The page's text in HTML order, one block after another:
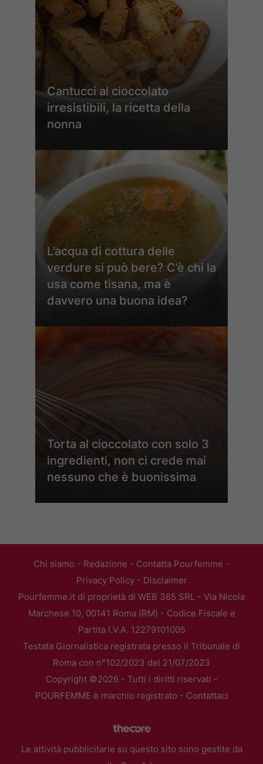
Cantucci al cioccolato
irresistibili, la ricetta della
nonna
L’acqua di cottura delle
verdure si può bere? C’è chi la
usa come tisana, ma è
davvero una buona idea?
Torta al cioccolato con solo 3
ingredienti, non ci crede mai
nessuno che è buonissima
Chi siamo - Redazione - Contatta Pourfemme -
Privacy Policy- Disclaimer
Pourfemme.it di proprietà di WEB 365 SRL - Via Nicola
Marchese 10, 00141 Roma (RM) - Codice Fiscale e
Partita I.V.A. 12279101005
Testata Giornalistica registrata presso il Tribunale di
Roma con n°102/2023 del 21/07/2023
Copyright ©2026 - Tutti i diritti riservati -
POURFEMME è marchio registrato - Contattaci
Le attività pubblicitarie su questo sito sono gestite da